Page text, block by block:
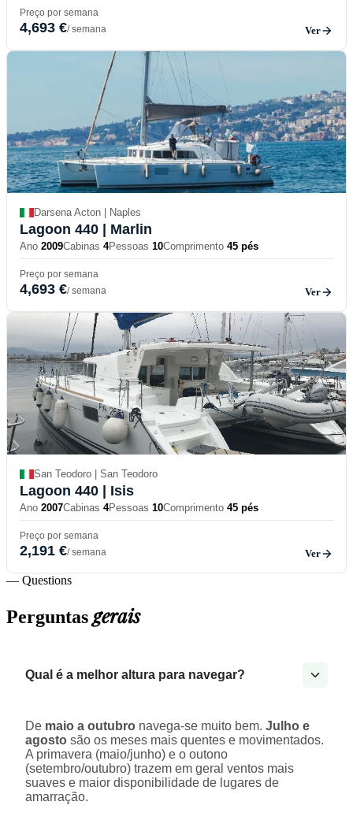
Preço por semana
4,693 €/ semana Ver
Darsena Acton | Naples
Lagoon 440 | Marlin
Ano 2009Cabinas 4Pessoas 10Comprimento 45 pés
Preço por semana
4,693 €/ semana Ver
San Teodoro | San Teodoro
Lagoon 440 | Isis
Ano 2007Cabinas 4Pessoas 10Comprimento 45 pés
Preço por semana
2,191 €/ semana Ver
— Questions
Perguntasgerais
Qual é a melhor altura para navegar?
De maio a outubro navega-se muito bem. Julho e
agosto são os meses mais quentes e movimentados.
A primavera (maio/junho) e o outono
(setembro/outubro) trazem em geral ventos mais
suaves e maior disponibilidade de lugares de
amarração.